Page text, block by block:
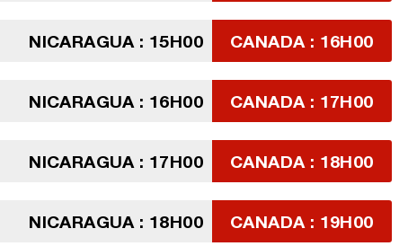
NICARAGUA : 15H00 CANADA : 16H00
NICARAGUA : 16H00 CANADA : 17H00
NICARAGUA : 17H00 CANADA : 18H00
NICARAGUA : 18H00 CANADA : 19H00